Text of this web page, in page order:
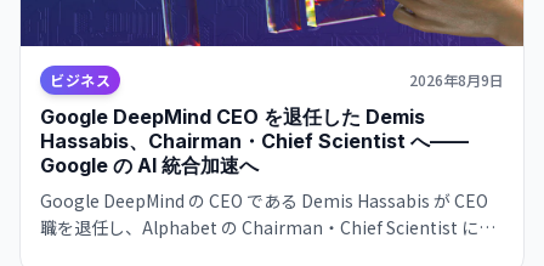
ビジネス 2026年8月9日
Google DeepMind CEO を退任した Demis
Hassabis、Chairman・Chief Scientist へ——
Google の AI 統合加速へ
Google DeepMind の CEO である Demis Hassabis が CEO
職を退任し、Alphabet の Chairman・Chief Scientist に転